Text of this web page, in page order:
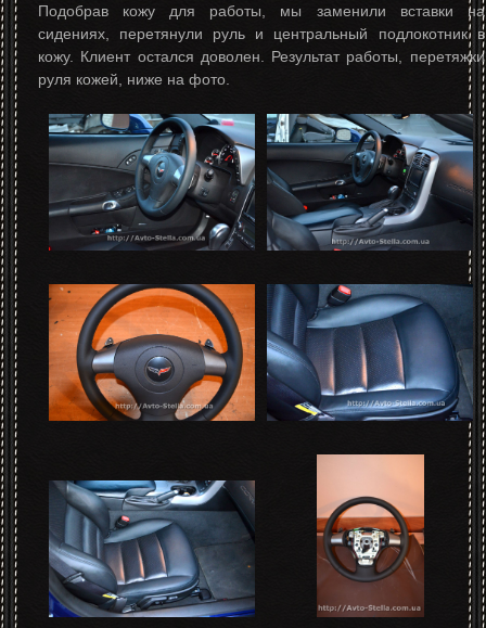
Подобрав кожу для работы, мы заменили вставки на
сидениях, перетянули руль и центральный подлокотник в
кожу. Клиент остался доволен. Результат работы, перетяжки
руля кожей, ниже на фото.